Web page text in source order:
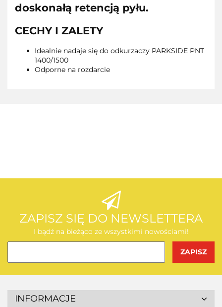
doskonałą retencją pyłu.
CECHY I ZALETY
Idealnie nadaje się do odkurzaczy PARKSIDE PNT
1400/1500
Odporne na rozdarcie
AEG
ZAPISZ SIĘ DO NEWSLETTERA
I bądź na bieżąco ze wszystkimi nowościami!
INFORMACJE